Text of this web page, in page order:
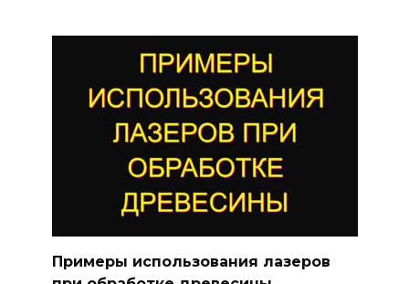
Примеры использования лазеров